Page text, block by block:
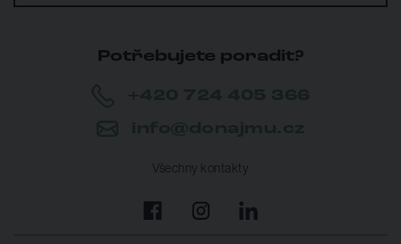
Potřebujete poradit?
Všechny kontakty